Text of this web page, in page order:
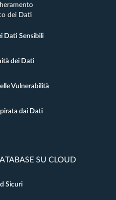
dei Dati
Dati Sensibili
dei Dati
Vulnerabilità
dai Dati
SU CLOUD
Sicuri